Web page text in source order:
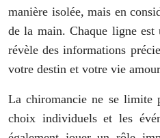
manière isolée, mais en
de la main. Chaque ligne est
révèle des informations
votre destin et votre vie
La chiromancie ne se limite
choix individuels et les